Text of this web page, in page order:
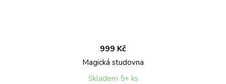
999 Kč
Magická studovna
Skladem 5+ ks